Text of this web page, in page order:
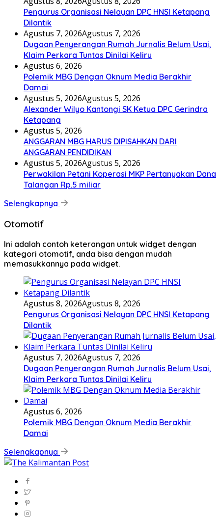
Pengurus Organisasi Nelayan DPC HNSI Ketapang
Dilantik
Agustus 7, 2026Agustus 7, 2026
Dugaan Penyerangan Rumah Jurnalis Belum Usai,
Klaim Perkara Tuntas Dinilai Keliru
Agustus 6, 2026
Polemik MBG Dengan Oknum Media Berakhir
Damai
Agustus 5, 2026Agustus 5, 2026
Alexander Wilyo Kantongi SK Ketua DPC Gerindra
Ketapang
Agustus 5, 2026
ANGGARAN MBG HARUS DIPISAHKAN DARI
ANGGARAN PENDIDIKAN
Agustus 5, 2026Agustus 5, 2026
Perwakilan Petani Koperasi MKP Pertanyakan Dana
Talangan Rp.5 miliar
Selengkapnya
Otomotif
Ini adalah contoh keterangan untuk widget dengan
kategori otomotif, anda bisa dengan mudah
memasukkannya pada widget.
Agustus 8, 2026Agustus 8, 2026
Pengurus Organisasi Nelayan DPC HNSI Ketapang
Dilantik
Agustus 7, 2026Agustus 7, 2026
Dugaan Penyerangan Rumah Jurnalis Belum Usai,
Klaim Perkara Tuntas Dinilai Keliru
Agustus 6, 2026
Polemik MBG Dengan Oknum Media Berakhir
Damai
Selengkapnya